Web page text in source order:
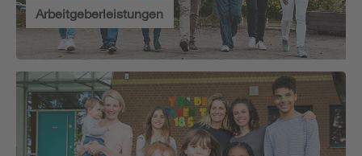
Arbeitgeberleistungen